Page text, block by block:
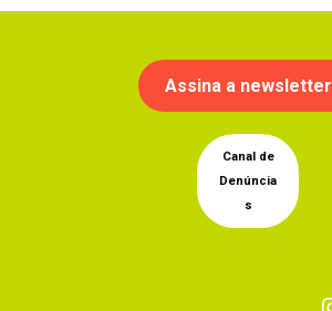
Assina a newsletter
Canal de
Denúncia
s